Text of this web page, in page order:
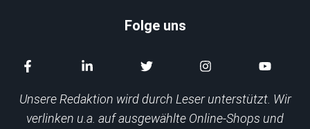
Folge uns
Unsere Redaktion wird durch Leser unterstützt. Wir
verlinken u.a. auf ausgewählte Online-Shops und